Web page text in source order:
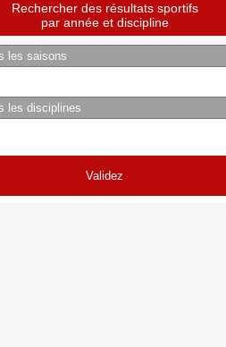
Rechercher des résultats sportifs
par année et discipline